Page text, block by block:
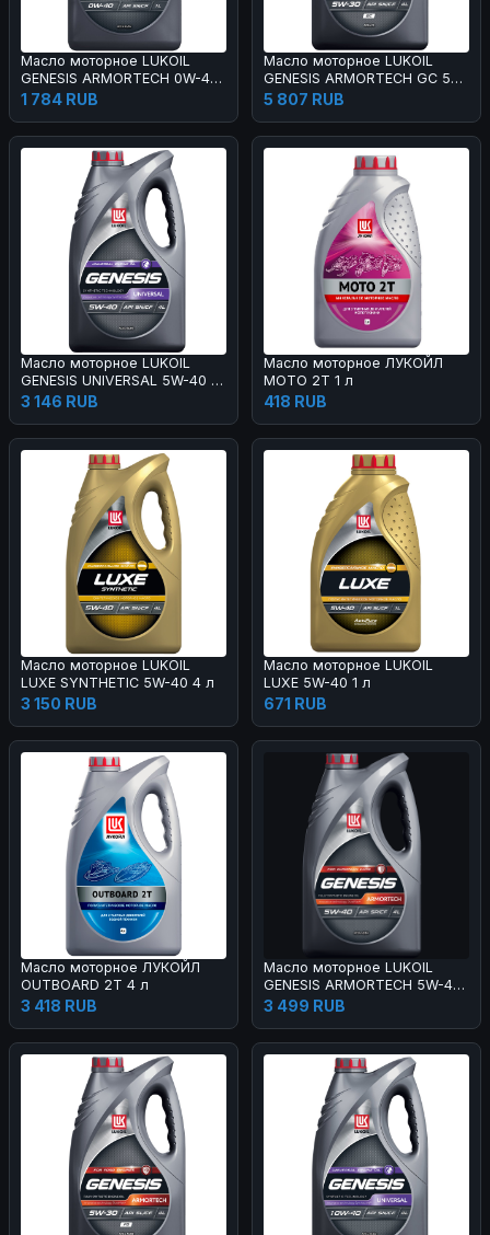
Масло моторное LUKOIL
GENESIS ARMORTECH 0W-40
1 л
1 784 RUB
Масло моторное LUKOIL
GENESIS ARMORTECH GC 5W-
30 4 л
5 807 RUB
Масло моторное LUKOIL
GENESIS UNIVERSAL 5W-40 4
л
3 146 RUB
Масло моторное ЛУКОЙЛ
МОТО 2Т 1 л
418 RUB
Масло моторное LUKOIL
LUXE SYNTHETIC 5W-40 4 л
3 150 RUB
Масло моторное LUKOIL
LUXE 5W-40 1 л
671 RUB
Масло моторное ЛУКОЙЛ
OUTBOARD 2Т 4 л
3 418 RUB
Масло моторное LUKOIL
GENESIS ARMORTECH 5W-40
4 л
3 499 RUB